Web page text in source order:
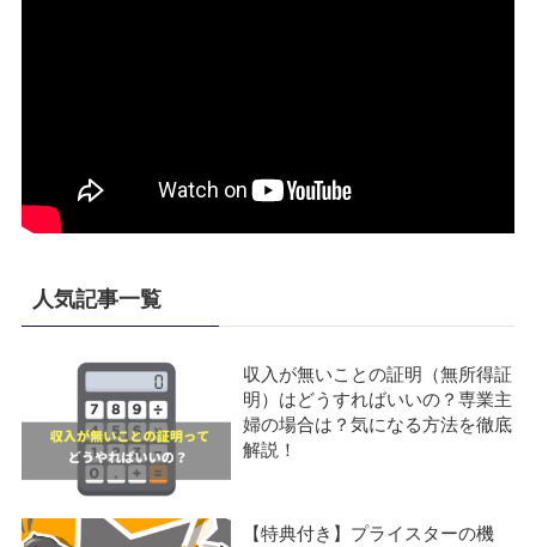
人気記事一覧
収入が無いことの証明（無所得証
明）はどうすればいいの？専業主
婦の場合は？気になる方法を徹底
解説！
【特典付き】プライスターの機